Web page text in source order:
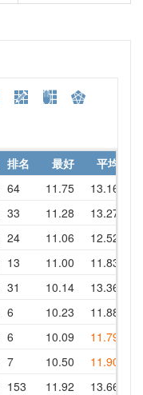
排名 最好 平均
64 11.75 13.16
33 11.28 13.27
24 11.06 12.52
13 11.00 11.83
31 10.14 13.36
6 10.23 11.88
6 10.09 11.79
7 10.50 11.90
153 11.92 13.66